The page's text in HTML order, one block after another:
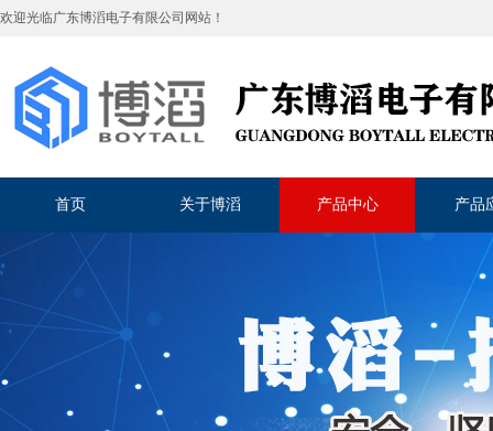
欢迎光临广东博滔电子有限公司 网站！
首页 关于博滔 产品中心 产品